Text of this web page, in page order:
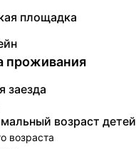
площадка
проживания
заезда
возраст детей
возраста